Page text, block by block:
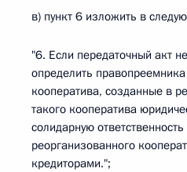
в) пункт 6 изложить в
"6. Если передаточный акт
определить
кооператива, созданные в
такого кооператива
солидарную
реорганизованного
кредиторами.";